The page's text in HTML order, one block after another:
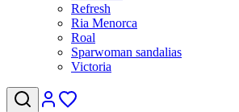
Refresh
Ria Menorca
Roal
Sparwoman sandalias
Victoria